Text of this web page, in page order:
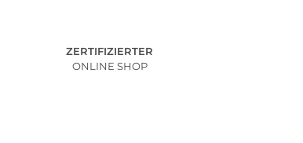
ZERTIFIZIERTER
ONLINE SHOP